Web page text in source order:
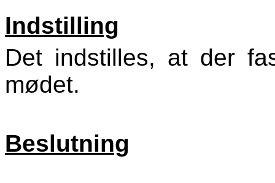
Indstilling
Det indstilles, at der
mødet.
Beslutning